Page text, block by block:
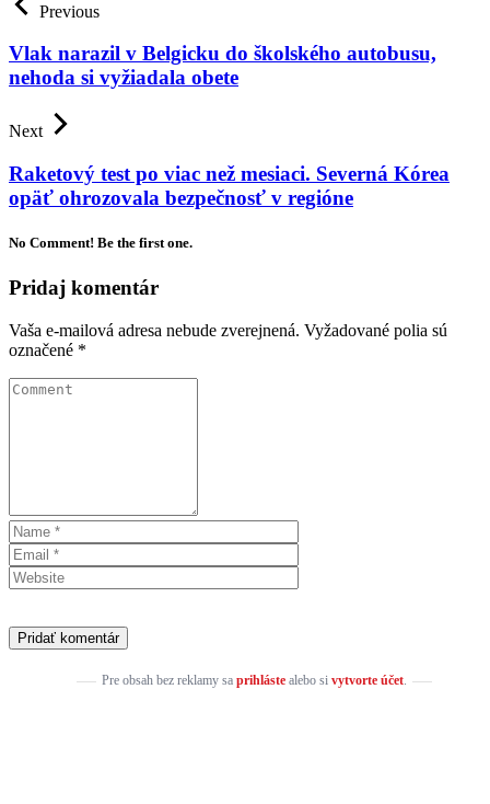
Previous
Vlak narazil v Belgicku do školského autobusu,
nehoda si vyžiadala obete
Next
Raketový test po viac než mesiaci. Severná Kórea
opäť ohrozovala bezpečnosť v regióne
No Comment! Be the first one.
Pridaj komentár
Vaša e-mailová adresa nebude zverejnená. Vyžadované polia sú
označené *
Pre obsah bez reklamy sa prihlástealebo si vytvorte účet.